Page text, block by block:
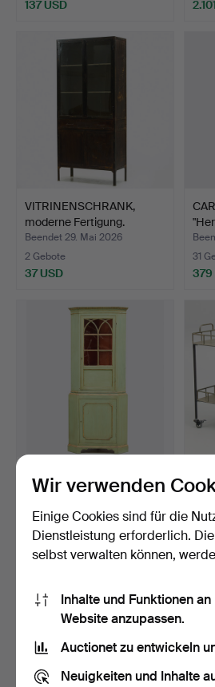
137 USD
VITRINENSCHRANK,
moderne Fertigung.
Beendet 29. Mai 2026
2 Gebote
37 USD
31
379
ECKSCARIN, im
gustavianischen Stil, 20.
19 Gebote
232 USD
17
148
Wir verwenden
Einige Cookies sind für die
Dienstleistung erforderlich.
selbst verwalten können,
Inhalte und Funktionen
Website anzupassen.
Auctionet zu entwickeln
Neuigkeiten und Inhalte